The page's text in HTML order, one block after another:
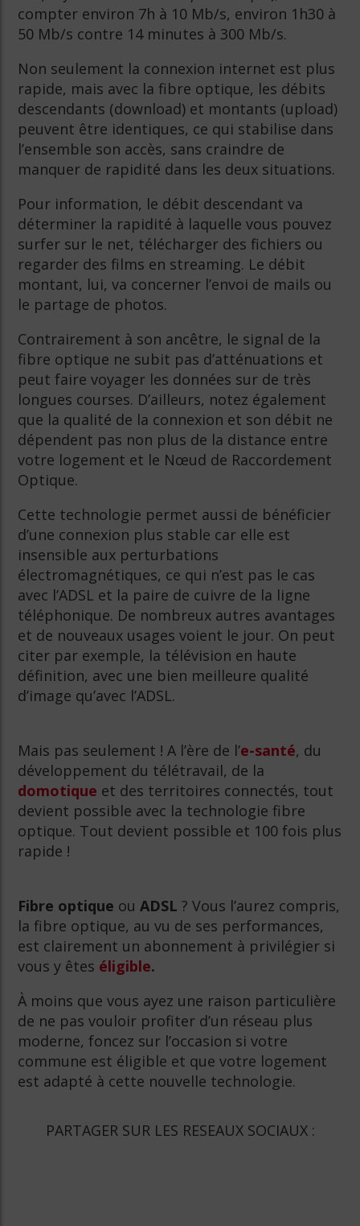
compter environ 7h à 10 Mb/s, environ 1h30 à
50 Mb/s contre 14 minutes à 300 Mb/s.
Non seulement la connexion internet est plus
rapide, mais avec la fibre optique, les débits
descendants (download) et montants (upload)
peuvent être identiques, ce qui stabilise dans
l’ensemble son accès, sans craindre de
manquer de rapidité dans les deux situations.
Pour information, le débit descendant va
déterminer la rapidité à laquelle vous pouvez
surfer sur le net, télécharger des fichiers ou
regarder des films en streaming. Le débit
montant, lui, va concerner l’envoi de mails ou
le partage de photos.
Contrairement à son ancêtre, le signal de la
fibre optique ne subit pas d’atténuations et
peut faire voyager les données sur de très
longues courses. D’ailleurs, notez également
que la qualité de la connexion et son débit ne
dépendent pas non plus de la distance entre
votre logement et le Nœud de Raccordement
Optique.
Cette technologie permet aussi de bénéficier
d’une connexion plus stable car elle est
insensible aux perturbations
électromagnétiques, ce qui n’est pas le cas
avec l’ADSL et la paire de cuivre de la ligne
téléphonique. De nombreux autres avantages
et de nouveaux usages voient le jour. On peut
citer par exemple, la télévision en haute
définition, avec une bien meilleure qualité
d’image qu’avec l’ADSL.
Mais pas seulement ! A l’ère de l’e-santé, du
développement du télétravail, de la
domotique et des territoires connectés, tout
devient possible avec la technologie fibre
optique. Tout devient possible et 100 fois plus
rapide !
Fibre optique ouADSL ? Vous l’aurez compris,
la fibre optique, au vu de ses performances,
est clairement un abonnement à privilégier si
vous y êtes éligible.
À moins que vous ayez une raison particulière
de ne pas vouloir profiter d’un réseau plus
moderne, foncez sur l’occasion si votre
commune est éligible et que votre logement
est adapté à cette nouvelle technologie.
PARTAGER SUR LES RESEAUX SOCIAUX :